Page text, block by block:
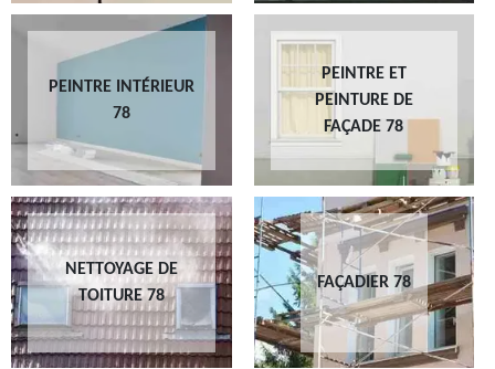
PEINTRE INTÉRIEUR
78
PEINTRE ET
PEINTURE DE
FAÇADE 78
NETTOYAGE DE
TOITURE 78
FAÇADIER 78